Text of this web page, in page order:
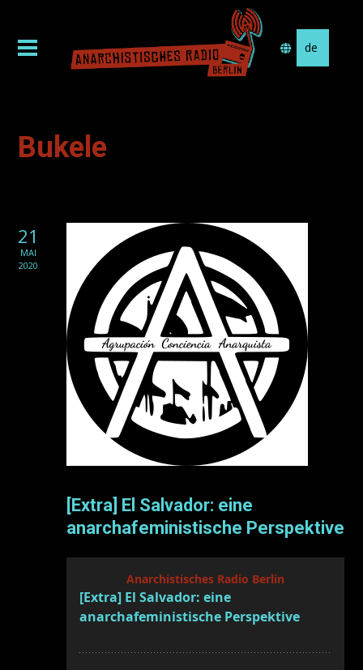
auswählen
Bukele
21
MAI
2020
[Extra] El Salvador: eine
anarchafeministische Perspektive